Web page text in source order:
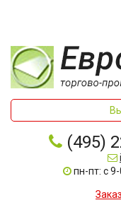
(495)
пн-пт: с